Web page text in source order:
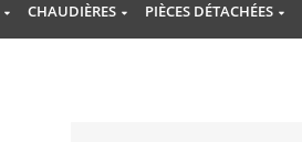
CHAUDIÈRES PIÈCES DÉTACHÉES